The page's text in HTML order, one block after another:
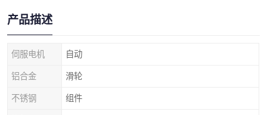
产品描述
伺服电机 自动
铝合金 滑轮
不锈钢 组件